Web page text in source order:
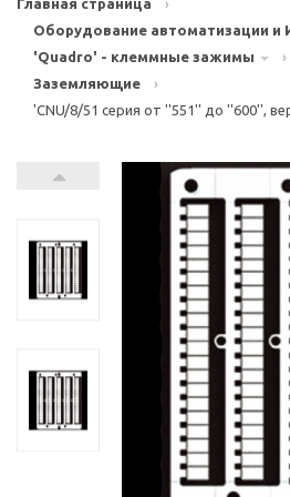
Главная страница
›
Оборудование автоматизации и
'Quadro' - клеммные зажимы
›
Заземляющие
›
'CNU/8/51 серия от ''551'' до ''600'',